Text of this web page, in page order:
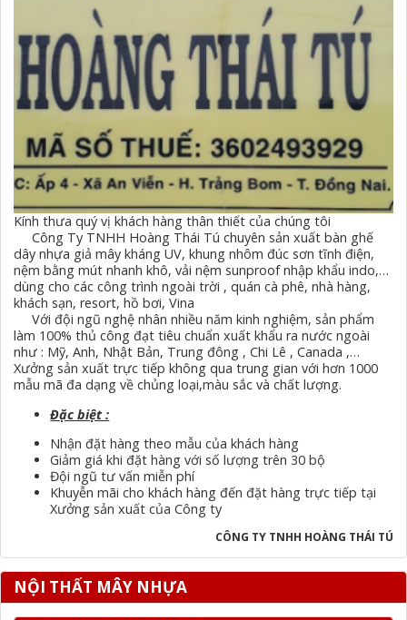
Kính thưa quý vị khách hàng thân thiết của chúng tôi
Công Ty TNHH Hoàng Thái Tú chuyên sản xuất bàn ghế
dây nhựa giả mây kháng UV, khung nhôm đúc sơn tĩnh điện,
nệm bằng mút nhanh khô, vải nệm sunproof nhập khẩu indo,…
dùng cho các công trình ngoài trời , quán cà phê, nhà hàng,
khách sạn, resort, hồ bơi, Vina
Với đội ngũ nghệ nhân nhiều năm kinh nghiệm, sản phẩm
làm 100% thủ công đạt tiêu chuẩn xuất khẩu ra nước ngoài
như : Mỹ, Anh, Nhật Bản, Trung đông , Chi Lê , Canada ,…
Xưởng sản xuất trực tiếp không qua trung gian với hơn 1000
mẫu mã đa dạng về chủng loại,màu sắc và chất lượng.
Đặc biệt :
Nhận đặt hàng theo mẫu của khách hàng
Giảm giá khi đặt hàng với số lượng trên 30 bộ
Đội ngũ tư vấn miễn phí
Khuyễn mãi cho khách hàng đến đặt hàng trực tiếp tại
Xưởng sản xuất của Công ty
CÔNG TY TNHH HOÀNG THÁI TÚ
NỘI THẤT MÂY NHỰA